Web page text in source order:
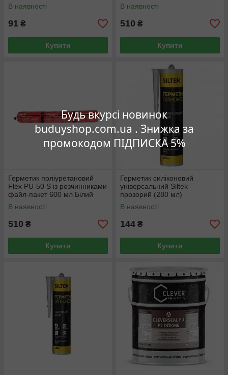
Будь вкурсі новинок
buduyshop.com.ua . Знижка за
промокодом ПІДПИСКА 5%
В наявності
91 ₴
Купити
В наявності
510 ₴
Купити
Герметик поліуретановий
Flex PU-50 S із розчинниками
файл-пакет 600 мл Білий
В наявності
510 ₴
Купити
Герметик силіконовий
універсальний Siltek
прозорий (280 мл)
В наявності
144 ₴
Купити